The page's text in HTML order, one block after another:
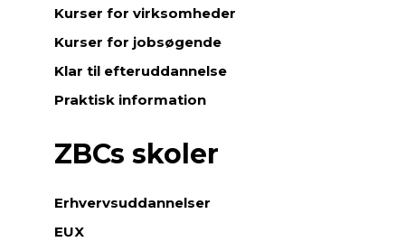
Kurser for virksomheder
Kurser for jobsøgende
Klar til efteruddannelse
Praktisk information
ZBCs skoler
Erhvervsuddannelser
EUX